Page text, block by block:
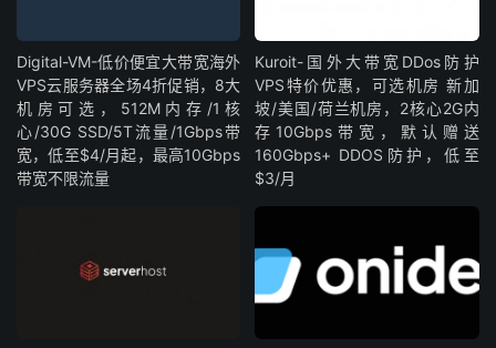
Digital-VM-低价便宜大带宽海外
VPS云服务器全场4折促销，8大
机房可选，512M内存/1核
心/30G SSD/5T流量/1Gbps带
宽，低至$4/月起，最高10Gbps
带宽不限流量
Kuroit-国外大带宽DDos防护
VPS特价优惠，可选机房 新加
坡/美国/荷兰机房，2核心2G内
存10Gbps带宽，默认赠送
160Gbps+ DDOS防护，低至
$3/月